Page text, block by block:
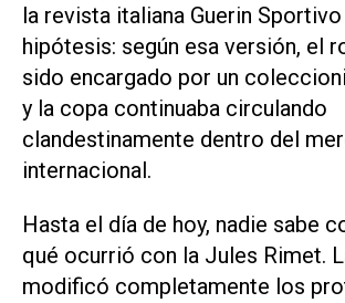
la revista italiana Guerin
hipótesis: según esa versión, el
sido encargado por un
y la copa continuaba circulando
clandestinamente dentro del
internacional.
Hasta el día de hoy, nadie sabe
qué ocurrió con la Jules Rimet.
modificó completamente los